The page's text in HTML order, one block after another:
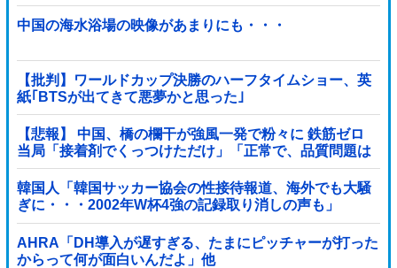
中国の海水浴場の映像があまりにも・・・
【批判】ワールドカップ決勝のハーフタイムショー、英
紙｢BTSが出てきて悪夢かと思った｣
【悲報】 中国、橋の欄干が強風一発で粉々に 鉄筋ゼロ
当局「接着剤でくっつけただけ」「正常で、品質問題は
ない」
韓国人「韓国サッカー協会の性接待報道、海外でも大騒
ぎに・・・2002年W杯4強の記録取り消しの声も」
→「マジで国の恥だ」「2002年まで疑う価値があ...
AHRA「DH導入が遅すぎる、たまにピッチャーが打った
からって何が面白いんだよ」他